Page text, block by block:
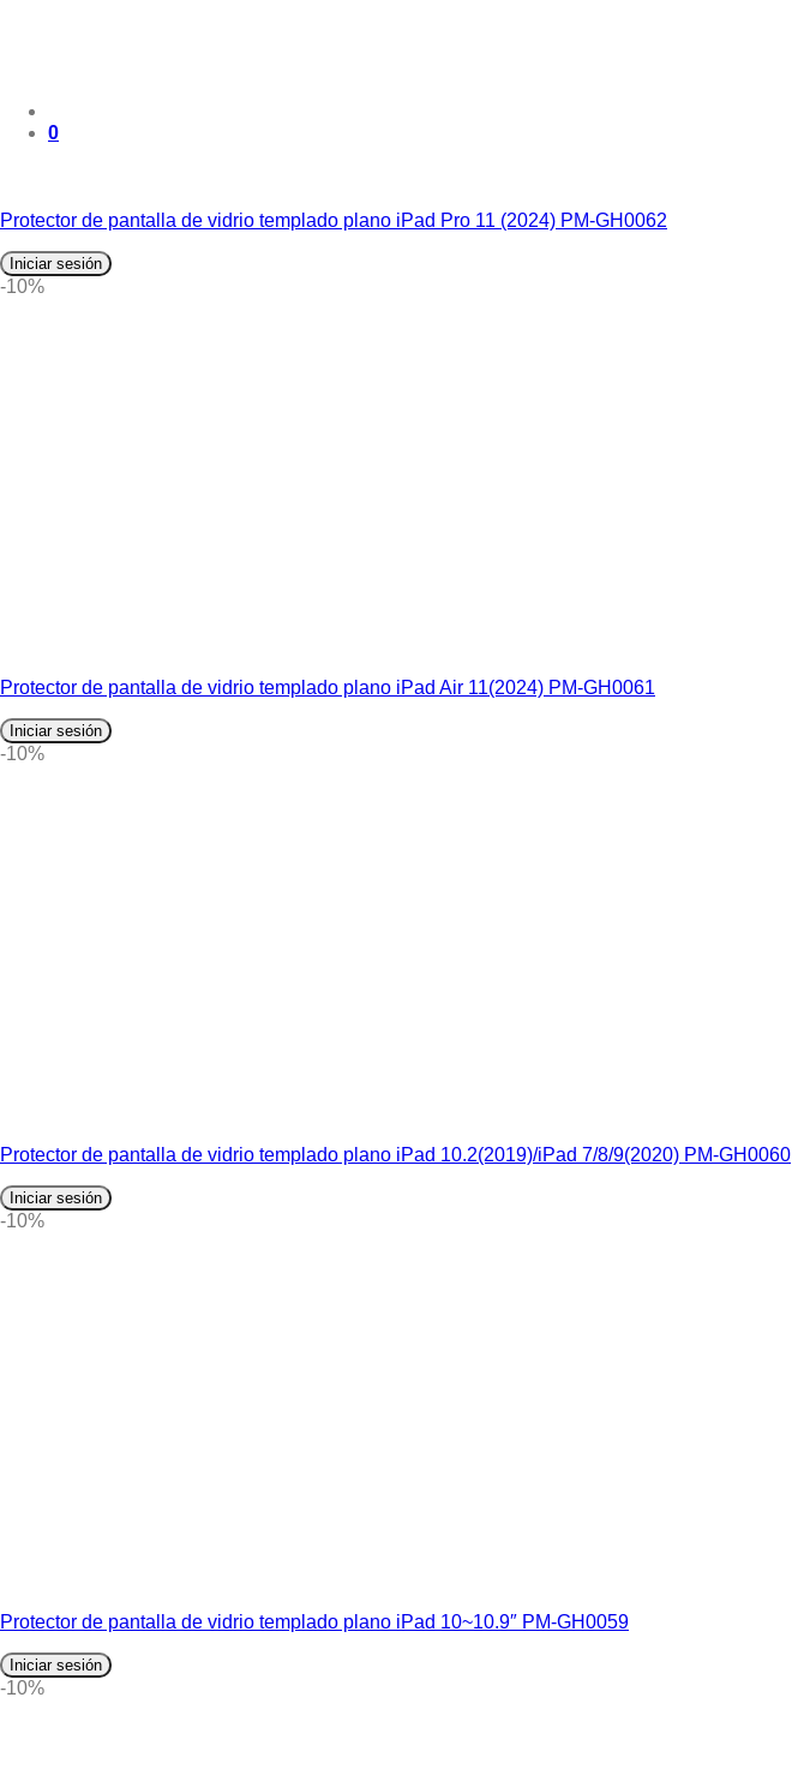
0
Protector de pantalla de vidrio templado plano iPad Pro 11 (2024) PM-GH0062
Iniciar sesión
-10%
Protector de pantalla de vidrio templado plano iPad Air 11(2024) PM-GH0061
Iniciar sesión
-10%
Protector de pantalla de vidrio templado plano iPad 10.2(2019)/iPad 7/8/9(2020) PM-GH0060
Iniciar sesión
-10%
Protector de pantalla de vidrio templado plano iPad 10~10.9″ PM-GH0059
Iniciar sesión
-10%